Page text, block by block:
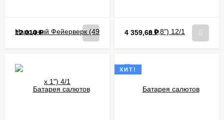
12 010Р 4 359,60Р
ХИТ!